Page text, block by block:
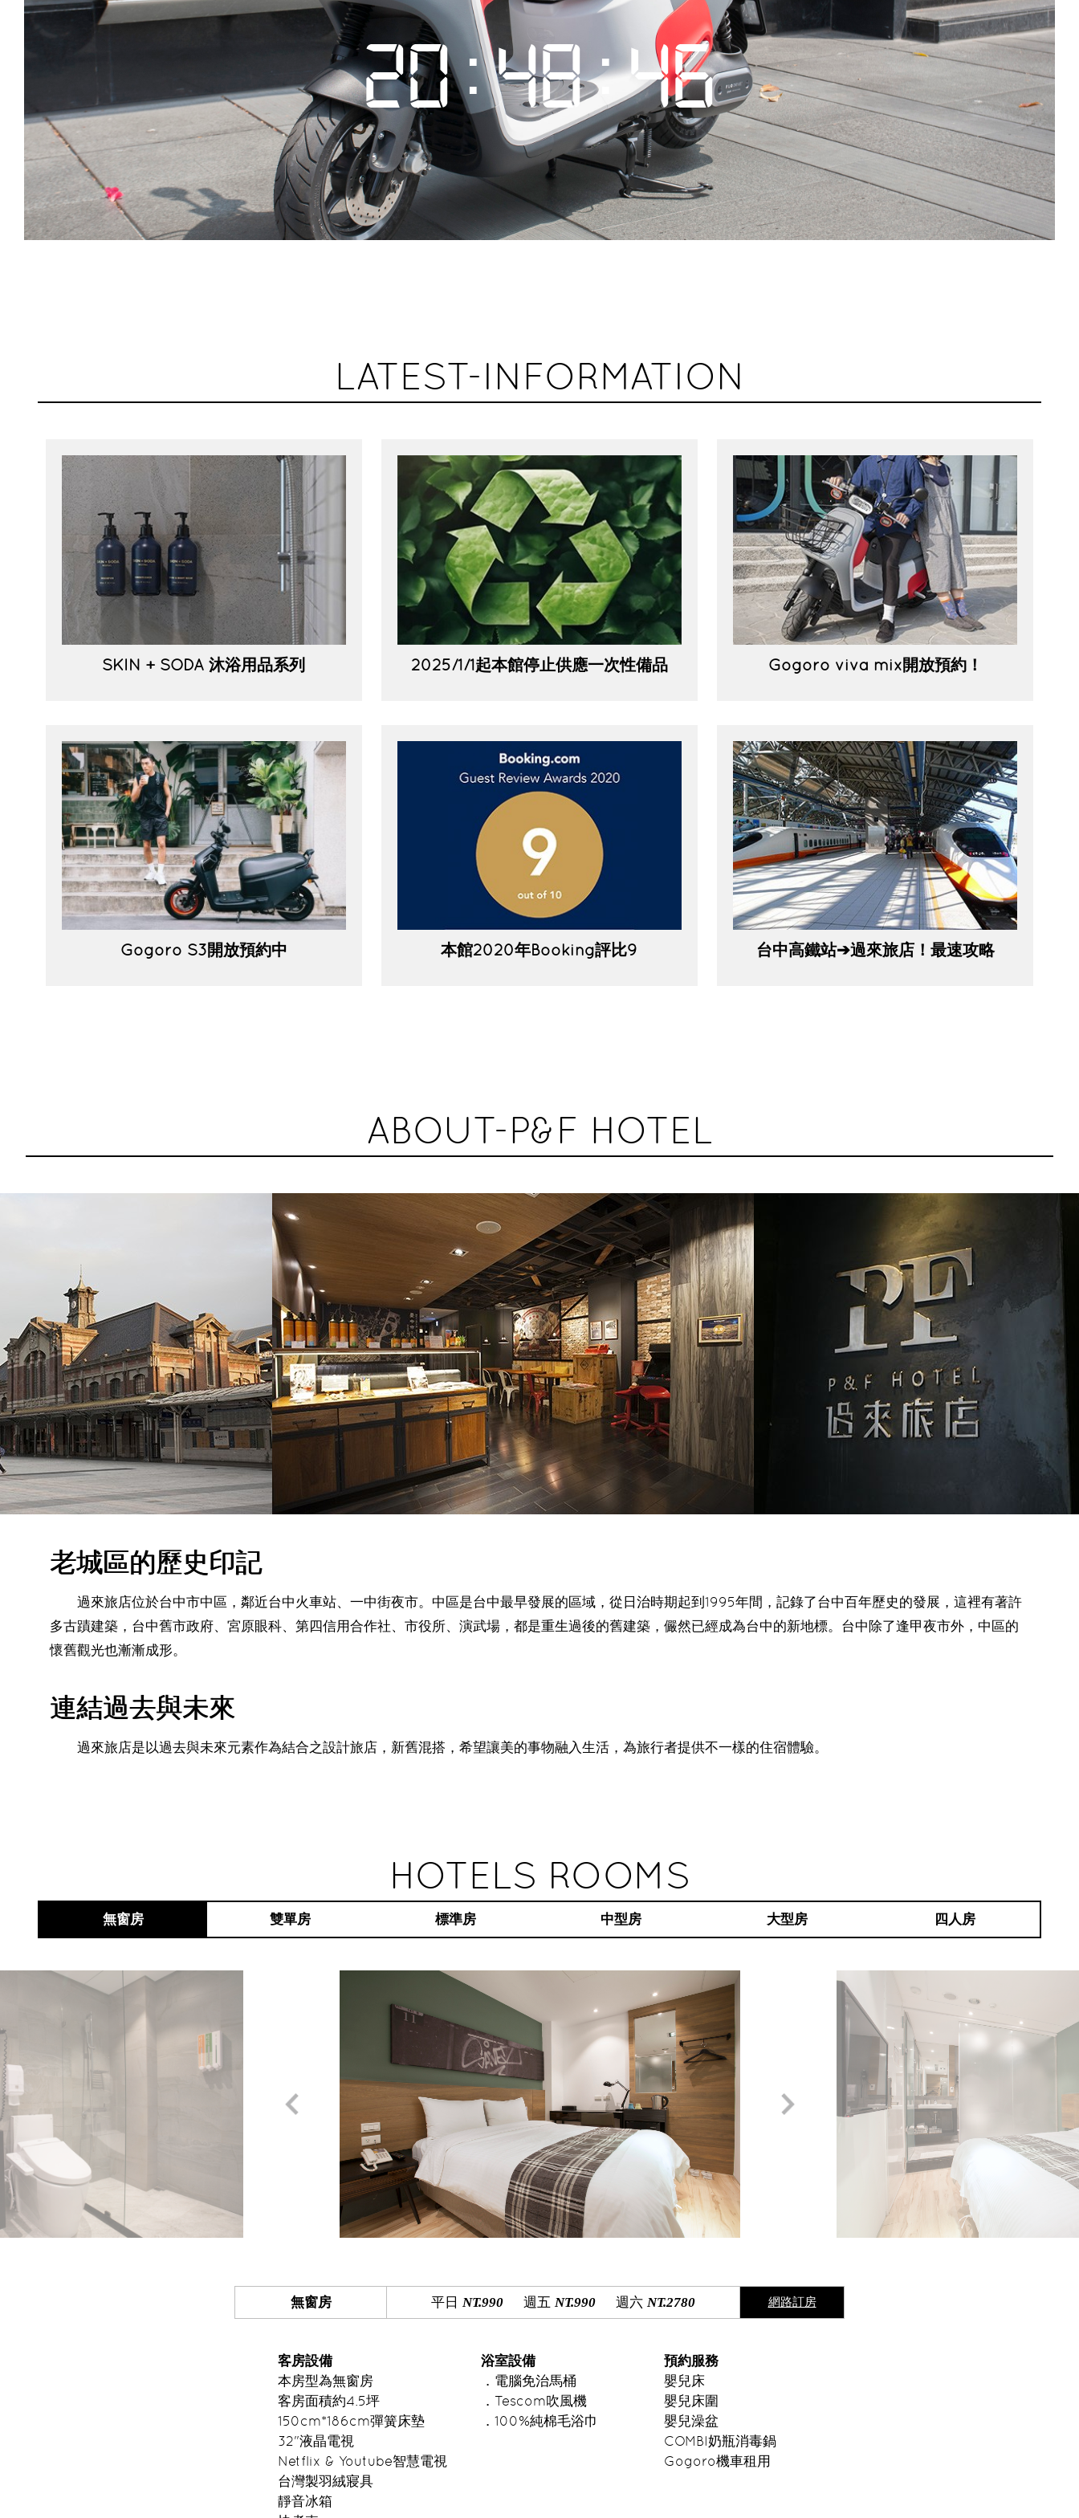
20:48:48
LATEST-INFORMATION
SKIN + SODA 沐浴用品系列 2025/1/1起本館停止供應一次性備品 Gogoro viva mix開放預約！
Gogoro S3開放預約中 本館2020年Booking評比9 台中高鐵站➔過來旅店！最速攻略
ABOUT-P&F HOTEL
老城區的歷史印記
過來旅店位於台中市中區，鄰近台中火車站、一中街夜市。中區是台中最早發展的區域，從日治時期起到1995年間，記錄了台中百年歷史的發展，這裡有著許
多古蹟建築，台中舊市政府、宮原眼科、第四信用合作社、市役所、演武場，都是重生過後的舊建築，儼然已經成為台中的新地標。台中除了逢甲夜市外，中區的
懷舊觀光也漸漸成形。
連結過去與未來
過來旅店是以過去與未來元素作為結合之設計旅店，新舊混搭，希望讓美的事物融入生活，為旅行者提供不一樣的住宿體驗。
HOTELS ROOMS
無窗房 雙單房 標準房 中型房 大型房 四人房
無窗房 平日 NT.990 週五 NT.990 週六 NT.2780 網路訂房
客房設備
本房型為無窗房
客房面積約4.5坪
150cm*186cm彈簧床墊
32"液晶電視
Netflix & Youtube智慧電視
台灣製羽絨寢具
靜音冰箱
浴室設備
．電腦免治馬桶
．Tescom吹風機
．100%純棉毛浴巾
預約服務
嬰兒床
嬰兒床圍
嬰兒澡盆
COMBI奶瓶消毒鍋
Gogoro機車租用